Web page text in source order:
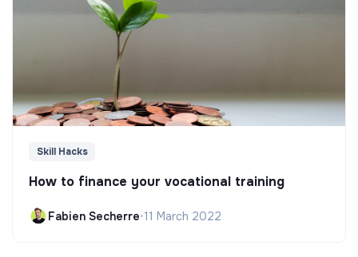
Skill Hacks
How to finance your vocational training
Fabien Secherre•11 March 2022